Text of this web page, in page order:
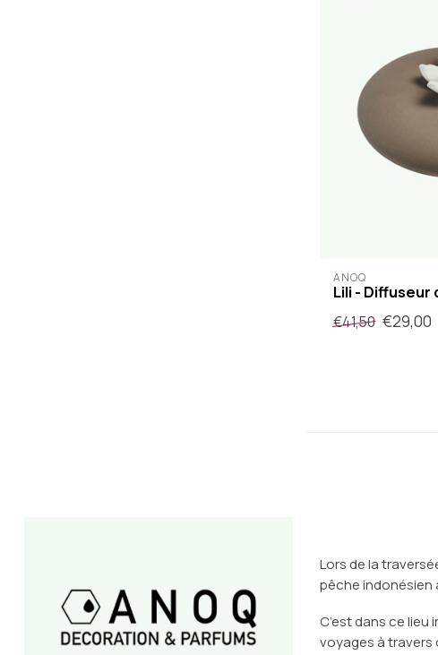
ANOQ
Lili - Diffuseur
€41,50 €29,00
Lors de la
pêche indonésien
C’est dans ce
voyages à travers